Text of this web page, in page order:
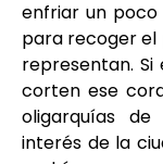
enfriar un poco
para recoger el
representan.
corten ese
oligarquías
interés de la